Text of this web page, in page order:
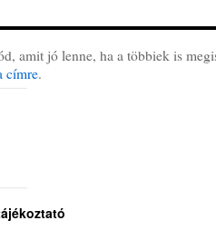
amit jó lenne, ha a többiek is
címre.